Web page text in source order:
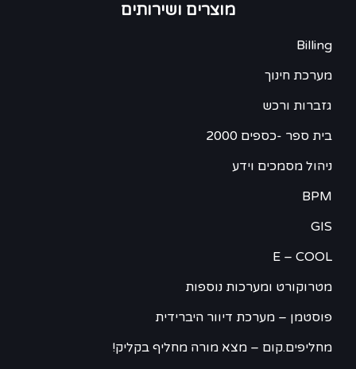
מוצרים ושירותים
Billing
מערכת חינוך
גזברות ורכש
בית ספר -כספים 2000
ניהול מסמכים וידע
BPM
GIS
E – COOL
מטרוקורט ומערכות נוספות
פוסטמן – מערכת דיוור היברידית
מחליפים.קום – מצא מורה מחליף בקליק!